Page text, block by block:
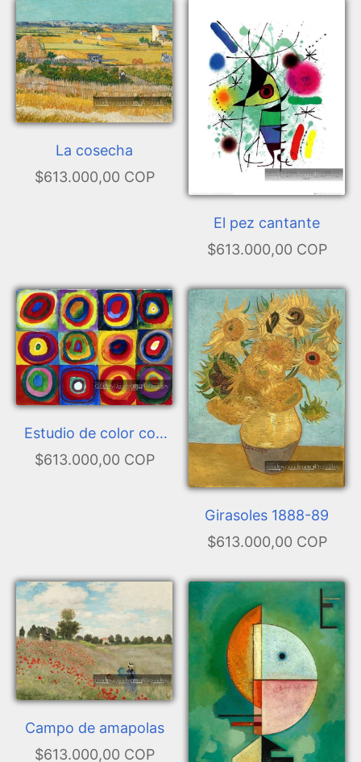
La cosecha
$613.000,00 COP
El pez cantante
$613.000,00 COP
Estudio de color con
cuadrados
$613.000,00 COP
Girasoles 1888-89
$613.000,00 COP
Campo de amapolas
$613.000,00 COP